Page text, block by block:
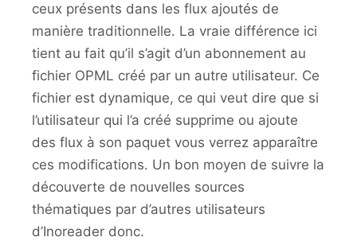
ceux présents dans les flux ajoutés de
manière traditionnelle. La vraie différence ici
tient au fait qu’il s’agit d’un abonnement au
fichier OPML créé par un autre utilisateur. Ce
fichier est dynamique, ce qui veut dire que si
l’utilisateur qui l’a créé supprime ou ajoute
des flux à son paquet vous verrez apparaître
ces modifications. Un bon moyen de suivre la
découverte de nouvelles sources
thématiques par d’autres utilisateurs
d’Inoreader donc.